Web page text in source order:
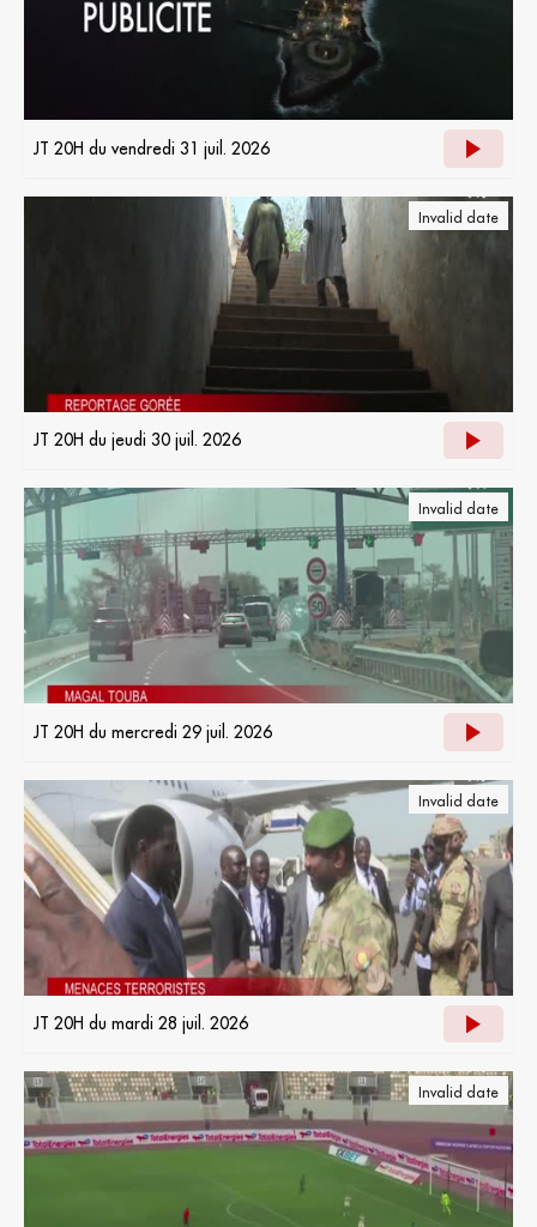
JT 20H du vendredi 31 juil. 2026
Invalid date
JT 20H du jeudi 30 juil. 2026
Invalid date
JT 20H du mercredi 29 juil. 2026
Invalid date
JT 20H du mardi 28 juil. 2026
Invalid date